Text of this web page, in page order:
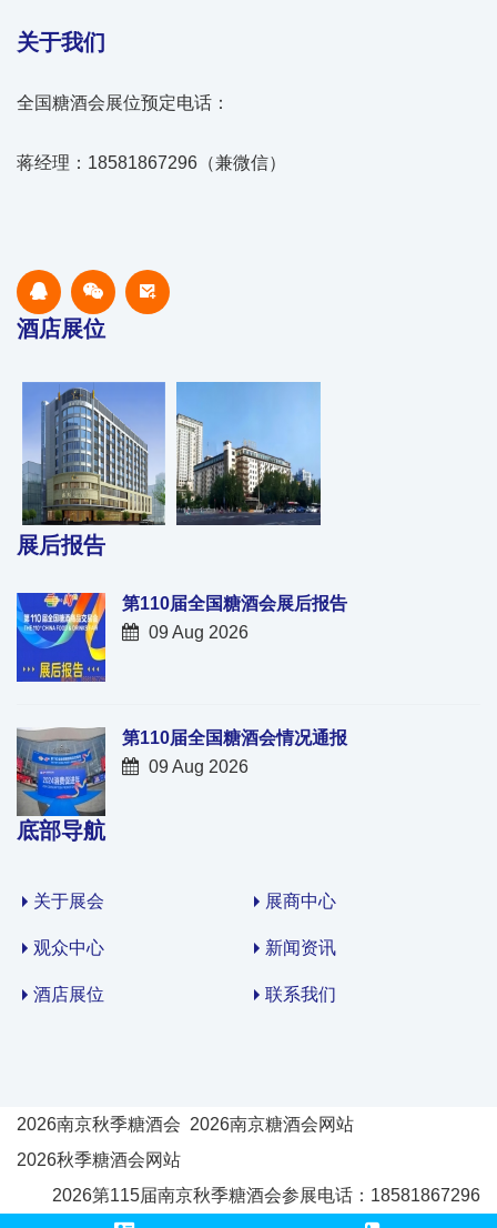
关于我们
全国糖酒会展位预定电话：
蒋经理：18581867296（兼微信）
酒店展位
展后报告
第110届全国糖酒会展后报告
09 Aug 2026
第110届全国糖酒会情况通报
09 Aug 2026
底部导航
关于展会 展商中心
观众中心 新闻资讯
酒店展位 联系我们
2026南京秋季糖酒会 2026南京糖酒会网站
2026秋季糖酒会网站
2026第115届南京秋季糖酒会参展电话：18581867296